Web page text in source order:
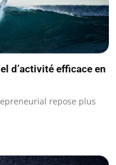
d’activité efficace en
repose plus